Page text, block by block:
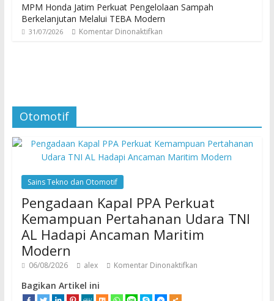
MPM Honda Jatim Perkuat Pengelolaan Sampah
Berkelanjutan Melalui TEBA Modern
31/07/2026 Komentar Dinonaktifkan
Otomotif
Sains Tekno dan Otomotif
Pengadaan Kapal PPA Perkuat
Kemampuan Pertahanan Udara TNI
AL Hadapi Ancaman Maritim
Modern
06/08/2026 alex Komentar Dinonaktifkan
Bagikan Artikel ini